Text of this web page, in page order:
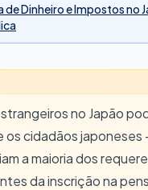
de Dinheiro e Impostos no
no Japão
os cidadãos
a maioria dos
da inscrição na